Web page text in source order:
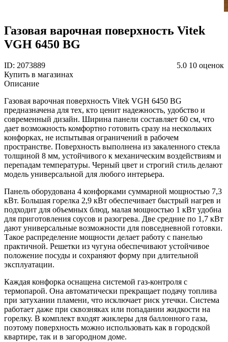
Газовая варочная поверхность Vitek
VGH 6450 BG
ID: 2073889 5.0 10 оценок
Купить в магазинах
Описание
Газовая варочная поверхность Vitek VGH 6450 BG
предназначена для тех, кто ценит надежность, удобство и
современный дизайн. Ширина панели составляет 60 см, что
дает возможность комфортно готовить сразу на нескольких
конфорках, не испытывая ограничений в рабочем
пространстве. Поверхность выполнена из закаленного стекла
толщиной 8 мм, устойчивого к механическим воздействиям и
перепадам температуры. Черный цвет и строгий стиль делают
модель универсальной для любого интерьера.
Панель оборудована 4 конфорками суммарной мощностью 7,3
кВт. Большая горелка 2,9 кВт обеспечивает быстрый нагрев и
подходит для объемных блюд, малая мощностью 1 кВт удобна
для приготовления соусов и разогрева. Две средние по 1,7 кВт
дают универсальные возможности для повседневной готовки.
Такое распределение мощности делает работу с панелью
практичной. Решетки из чугуна обеспечивают устойчивое
положение посуды и сохраняют форму при длительной
эксплуатации.
Каждая конфорка оснащена системой газ-контроля с
термопарой. Она автоматически прекращает подачу топлива
при затухании пламени, что исключает риск утечки. Система
работает даже при сквозняках или попадании жидкости на
горелку. В комплект входят жиклеры для баллонного газа,
поэтому поверхность можно использовать как в городской
квартире, так и в загородном доме.